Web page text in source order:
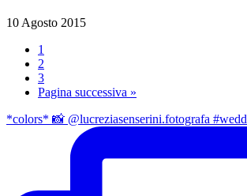
10 Agosto 2015
1
2
3
Pagina successiva »
*colors* 📸 @lucreziasenserini.fotografa #wedd